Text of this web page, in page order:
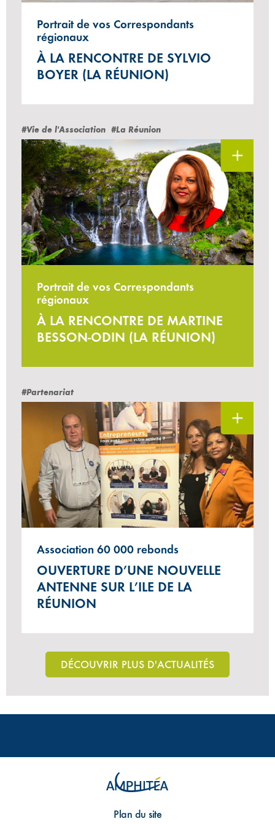
Portrait de vos Correspondants
régionaux
À LA RENCONTRE DE SYLVIO
BOYER (LA RÉUNION)
#Vie de l'Association #La Réunion
Portrait de vos Correspondants
régionaux
À LA RENCONTRE DE MARTINE
BESSON-ODIN (LA RÉUNION)
#Partenariat
Association 60 000 rebonds
OUVERTURE D’UNE NOUVELLE
ANTENNE SUR L’ILE DE LA
RÉUNION
DÉCOUVRIR PLUS D'ACTUALITÉS
Plan du site